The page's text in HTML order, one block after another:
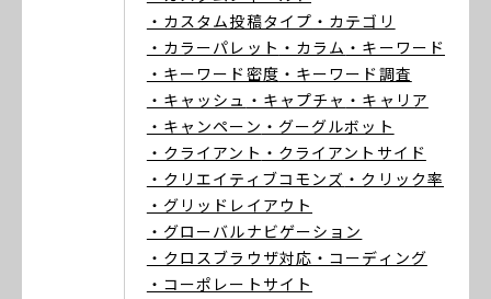
・カスタム投稿タイプ ・カテゴリ
・カラーパレット ・カラム ・キーワード
・キーワード密度 ・キーワード調査
・キャッシュ ・キャプチャ ・キャリア
・キャンペーン ・グーグルボット
・クライアント ・クライアントサイド
・クリエイティブコモンズ ・クリック率
・グリッドレイアウト
・グローバルナビゲーション
・クロスブラウザ対応 ・コーディング
・コーポレートサイト